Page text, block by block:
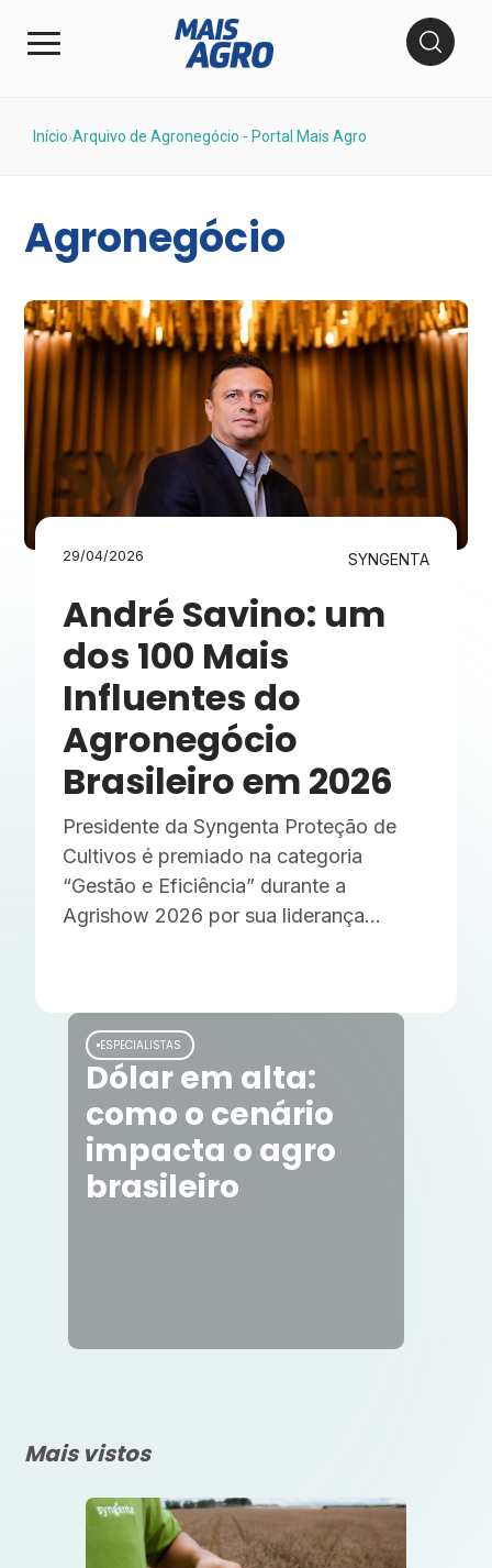
Início›Arquivo de Agronegócio - Portal Mais Agro
Agronegócio
29/04/2026 SYNGENTA
André Savino: um
dos 100 Mais
Influentes do
Agronegócio
Brasileiro em 2026
Presidente da Syngenta Proteção de
Cultivos é premiado na categoria
“Gestão e Eficiência” durante a
Agrishow 2026 por sua liderança
ESPECIALISTAS
Dólar em alta:
como o cenário
impacta o agro
brasileiro
Mais vistos